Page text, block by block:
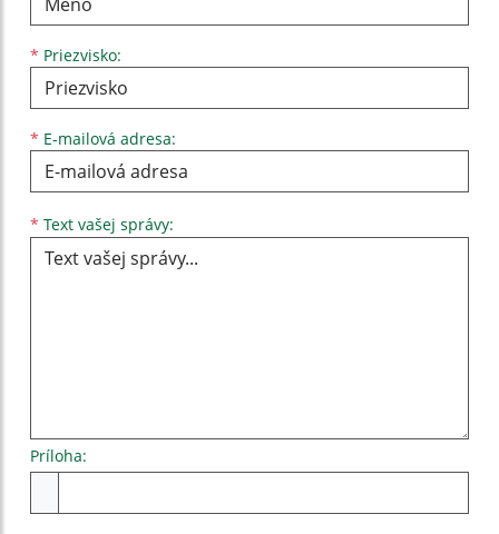
* Priezvisko:
* E-mailová adresa:
* Text vašej správy:
Príloha: